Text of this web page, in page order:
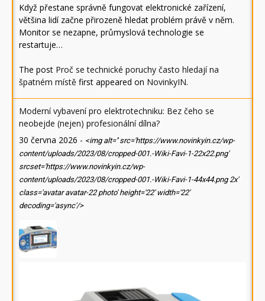
Když přestane správně fungovat elektronické zařízení,
většina lidí začne přirozeně hledat problém právě v něm.
Monitor se nezapne, průmyslová technologie se
restartuje…
The post Proč se technické poruchy často hledají na
špatném místě first appeared on NovinkyIN.
Moderní vybavení pro elektrotechniku: Bez čeho se
neobejde (nejen) profesionální dílna?
30 června 2026 - <img alt='' src='https://www.novinkyin.cz/wp-
content/uploads/2023/08/cropped-001.-Wiki-Favi-1-22x22.png'
srcset='https://www.novinkyin.cz/wp-
content/uploads/2023/08/cropped-001.-Wiki-Favi-1-44x44.png 2x'
class='avatar avatar-22 photo' height='22' width='22'
decoding='async'/>